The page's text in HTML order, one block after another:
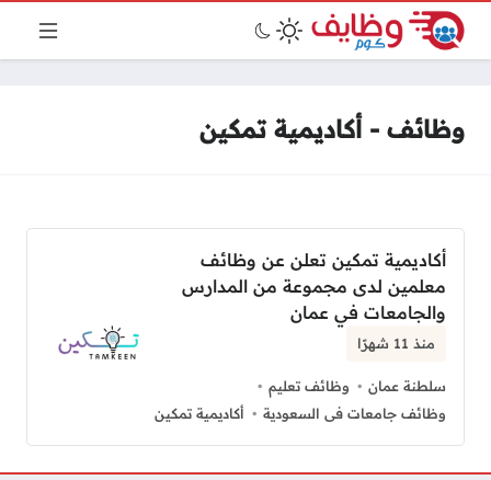
وظائف - أكاديمية تمكين
أكاديمية تمكين تعلن عن وظائف
معلمين لدى مجموعة من المدارس
والجامعات في عمان
منذ 11 شهرًا
سلطنة عمان
وظائف تعليم
وظائف جامعات فى السعودية
أكاديمية تمكين